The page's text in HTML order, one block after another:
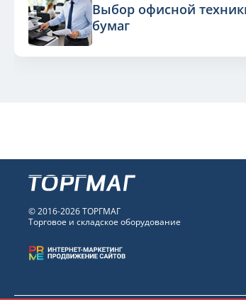
Выбор офисной
бумаг
© 2016-2026 ТОРГМАГ
Торговое и складское оборудование